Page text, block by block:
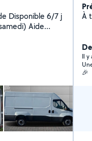
j
+ d'infos
Il y
🎉